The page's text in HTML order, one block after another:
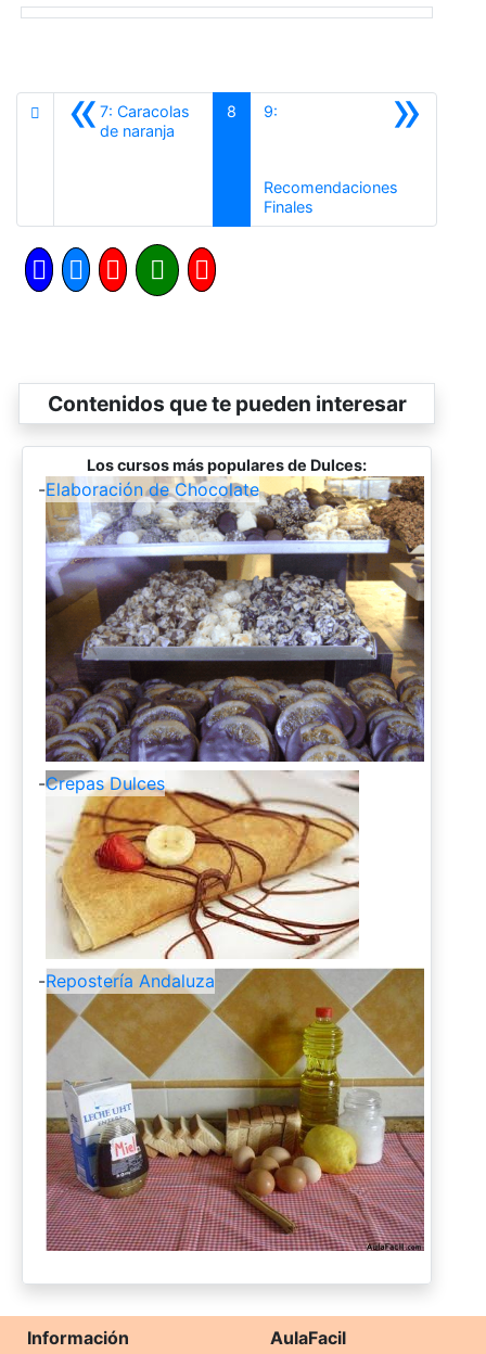
«7: Caracolas
de naranja
8 »
9:
Recomendaciones
Finales
Contenidos que te pueden interesar
Los cursos más populares de Dulces:
-Elaboración de Chocolate
-Crepas Dulces
-Repostería Andaluza
Información
AulaFacil